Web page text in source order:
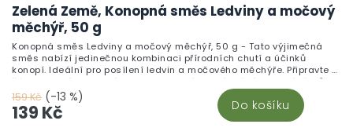
Zelená Země, Konopná směs Ledviny a močový
měchýř, 50 g
159 Kč (-13 %)
139 Kč Do košíku
Konopná směs Ledviny a močový měchýř, 50 g - Tato výjimečná
směs nabízí jedinečnou kombinaci přírodních chutí a účinků
konopí. Ideální pro posílení ledvin a močového měchýře. Připravte si
šálek zdraví z kvalitních surovin, který ocení každý milovník čajů.